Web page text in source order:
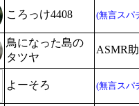
ころっけ4408 (無言スパ
鳥になった島の
タツヤ
ASMR
よーそろ (無言スパ